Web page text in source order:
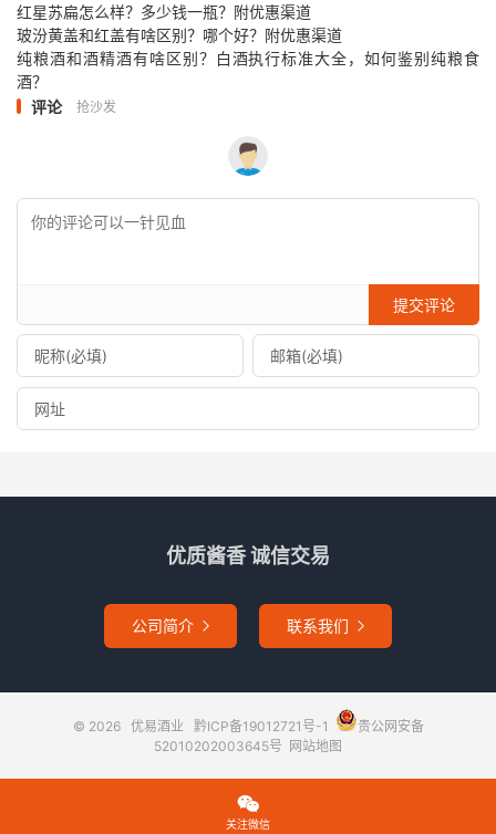
红星苏扁怎么样？多少钱一瓶？附优惠渠道
玻汾黄盖和红盖有啥区别？哪个好？附优惠渠道
纯粮酒和酒精酒有啥区别？白酒执行标准大全，如何鉴别纯粮食
酒？
评论
抢沙发
提交评论
优质酱香 诚信交易
公司简介  联系我们 
© 2026 优易酒业 黔ICP备19012721号-1
贵公网安备
52010202003645号 网站地图

关注微信